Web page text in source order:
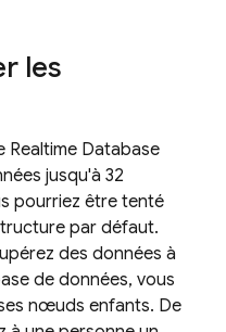
les
Realtime Database
jusqu'à 32
pourriez être tenté
par défaut.
des données à
de données, vous
nœuds enfants. De